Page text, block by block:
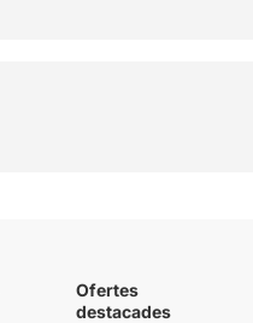
Ofertes
destacades